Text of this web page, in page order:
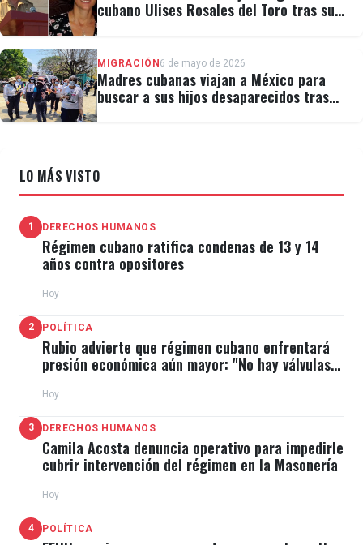
cubano Ulises Rosales del Toro tras su
MIGRACIÓN6 de mayo de 2026
Madres cubanas viajan a México para
buscar a sus hijos desaparecidos tras
LO MÁS VISTO
1 DERECHOS HUMANOS
Régimen cubano ratifica condenas de 13 y 14
años contra opositores
Hoy
2 POLÍTICA
Rubio advierte que régimen cubano enfrentará
presión económica aún mayor: "No hay válvulas
Hoy
3 DERECHOS HUMANOS
Camila Acosta denuncia operativo para impedirle
cubrir intervención del régimen en la Masonería
Hoy
4 POLÍTICA